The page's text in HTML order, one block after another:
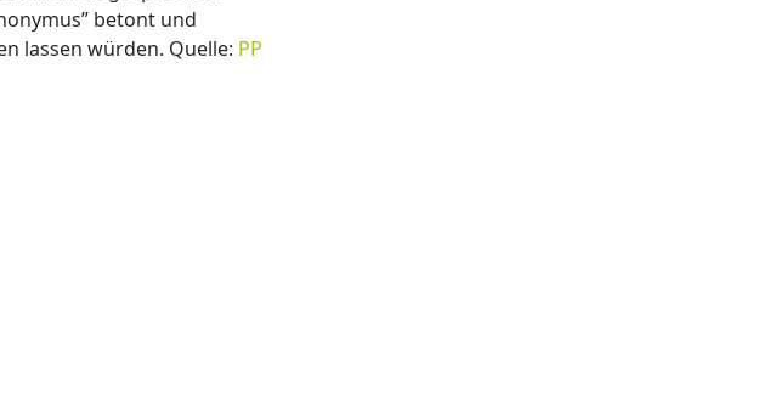
betont und
lassen würden. Quelle: PP